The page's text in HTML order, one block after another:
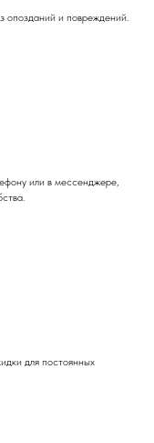
опозданий и повреждений.
или в мессенджере,
для постоянных